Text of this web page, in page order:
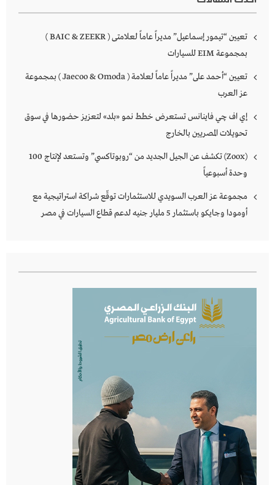
تعيين “تيمور إسماعيل” مديراً عاماً لعلامتى ( BAIC & ZEEKR )
بمجموعة EIM للسيارات
تعيين “أحمد على” مديراً عاماً لعلامة ( Jaecoo & Omoda ) بمجموعة
عز العرب
إي اف چي فاينانس تستعرض خطط نمو «بلد» لتعزيز حضورها في سوق
تحويلات المصريين بالخارج
(Zoox) تكشف عن الجيل الجديد من “روبوتاكسي” وتستعد لإنتاج 100
وحدة أسبوعياً
مجموعة عز العرب السويدي للاستثمارات توقّع شراكة استراتيجية مع
أومودا وجايكو باستثمار 5 مليار جنيه لدعم قطاع السيارات في مصر